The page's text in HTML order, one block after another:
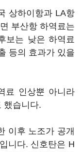
상하이항과 LA항
부산항 하역료는
보는 낮은 하역료
등의 효과가 있을
료 인상뿐 아니라
했습니다.
이후 노조가 공개
니다. 신호탄은 H